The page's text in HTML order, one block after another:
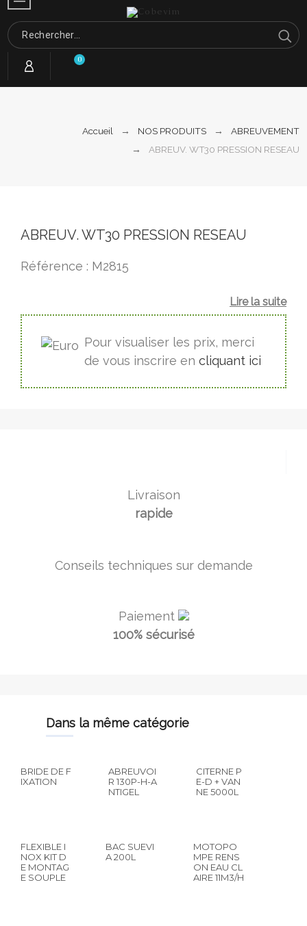
0
Accueil NOS PRODUITS
ABREUVEMENT
ABREUV. WT30 PRESSION RESEAU
ABREUV. WT30 PRESSION RESEAU
Référence : M2815
Lire la suite
Pour visualiser les prix, merci
de vous inscrire en cliquant ici
Livraison
rapide
Conseils techniques sur demande
Paiement
100% sécurisé
dans la même catégorie
BRIDE DE F
IXATION
ABREUVOI
R 130P-H-A
NTIGEL
CITERNE P
E-D + VAN
NE 5000L
FLEXIBLE I
NOX KIT D
E MONTAG
E SOUPLE
BAC SUEVI
A 200L
MOTOPO
MPE RENS
ON EAU CL
AIRE 11M3/H